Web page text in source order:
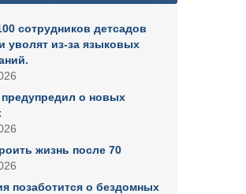
сотрудников детсадов
уволят из-за языковых
предупредил о новых
жизнь после 70
позаботится о бездомных